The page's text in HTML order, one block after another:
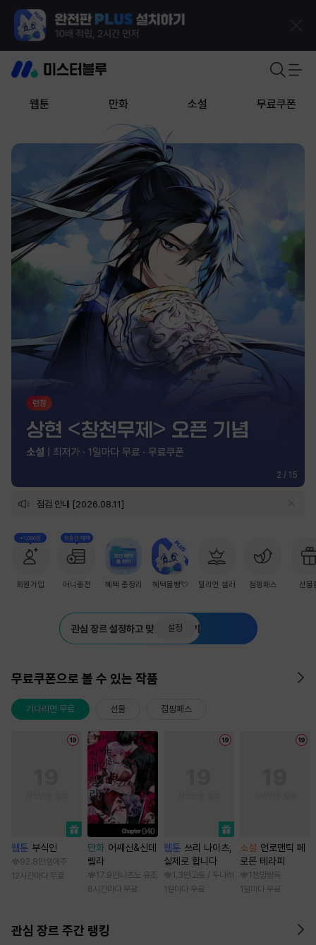
웹툰 만화 소설 무료쿠폰
2 / 15
점검 안내 [2026.08.11]
+1,000원
회원가입
첫충전 혜택
머니충전 혜택 총정리 혜택몰빵💘 밀리언 셀러 점핑패스 선물
관심 장르 설정하고 맞춤 추천 받기
설정
무료쿠폰으로 볼 수 있는 작품
기다리면 무료 선물 점핑패스
웹툰 부식인
92.8만 임애주
12시간마다 무료
만화 어쌔신&신데
렐라
17.9만 나츠노 유조
6시간마다 무료
웹툰 쓰리 나이츠,
실제로 합니다
1.3만 고토 / 두나래
1일마다 무료
소설 언로맨틱 페
로몬 테라피
1천 망랑독
1일마다 무료
관심 장르 주간 랭킹